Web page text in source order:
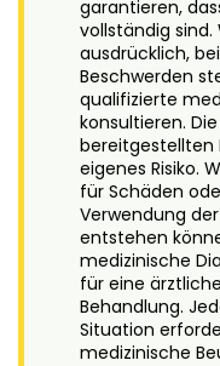
garantieren,
vollständig
ausdrücklich,
Beschwerden
qualifizierte
konsultieren.
eigenes Risiko.
für Schäden
Verwendung
entstehen
medizinische
für eine
Behandlung.
Situation
medizinische